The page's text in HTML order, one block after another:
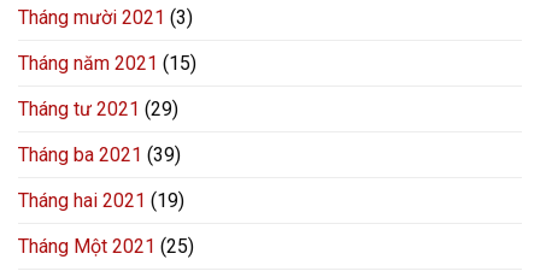
Tháng mười 2021 (3)
Tháng năm 2021 (15)
Tháng tư 2021 (29)
Tháng ba 2021 (39)
Tháng hai 2021 (19)
Tháng Một 2021 (25)